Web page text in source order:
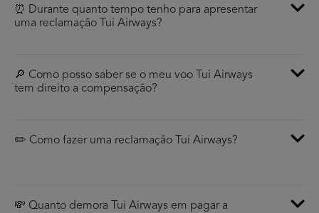
⏰ Durante quanto tempo tenho para apresentar
uma reclamação Tui Airways?
🔎 Como posso saber se o meu voo Tui Airways
tem direito a compensação?
✏️ Como fazer uma reclamação Tui Airways?
💸 Quanto demora Tui Airways em pagar a